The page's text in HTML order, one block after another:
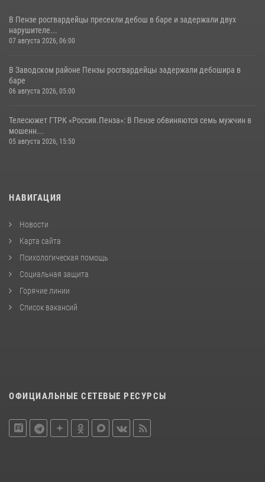
В Пензе росгвардейцы пресекли дебош в баре и задержали двух
нарушителе...
07 августа 2026, 06:00
В Заводском районе Пензы росгвардейцы задержали дебошира в
баре
06 августа 2026, 05:00
Телесюжет ГТРК «Россия.Пенза»: В Пензе обвиняются семь мужчин в
мошенн...
05 августа 2026, 15:50
НАВИГАЦИЯ
Новости
Карта сайта
Психологическая помощь
Социальная защита
Горячие линии
Список вакансий
ОФИЦИАЛЬНЫЕ СЕТЕВЫЕ РЕСУРСЫ